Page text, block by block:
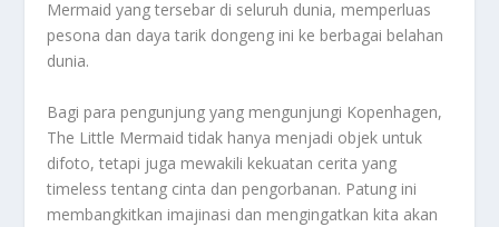
Mermaid yang tersebar di seluruh dunia, memperluas
pesona dan daya tarik dongeng ini ke berbagai belahan
dunia.
Bagi para pengunjung yang mengunjungi Kopenhagen,
The Little Mermaid tidak hanya menjadi objek untuk
difoto, tetapi juga mewakili kekuatan cerita yang
timeless tentang cinta dan pengorbanan. Patung ini
membangkitkan imajinasi dan mengingatkan kita akan